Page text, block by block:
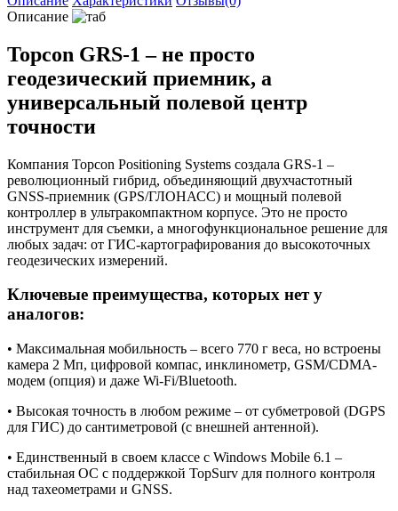
Описание
Topcon GRS-1 – не просто
геодезический приемник, а
универсальный полевой центр
точности
Компания Topcon Positioning Systems создала GRS-1 –
революционный гибрид, объединяющий двухчастотный
GNSS-приемник (GPS/ГЛОНАСС) и мощный полевой
контроллер в ультракомпактном корпусе. Это не просто
инструмент для съемки, а многофункциональное решение для
любых задач: от ГИС-картографирования до высокоточных
геодезических измерений.
Ключевые преимущества, которых нет у
аналогов:
• Максимальная мобильность – всего 770 г веса, но встроены
камера 2 Мп, цифровой компас, инклинометр, GSM/CDMA-
модем (опция) и даже Wi-Fi/Bluetooth.
• Высокая точность в любом режиме – от субметровой (DGPS
для ГИС) до сантиметровой (с внешней антенной).
• Единственный в своем классе с Windows Mobile 6.1 –
стабильная ОС с поддержкой TopSurv для полного контроля
над тахеометрами и GNSS.